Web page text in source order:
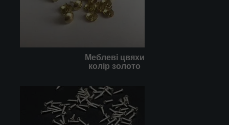
Меблеві цвяхи
колір золото